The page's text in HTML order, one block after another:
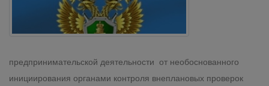
предпринимательской деятельности от необоснованного
инициирования органами контроля внеплановых проверок